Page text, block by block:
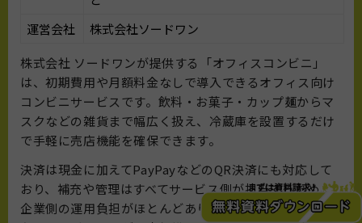
運営会社
株式会社ソードワン
株式会社 ソードワンが提供する「オフィスコンビニ」
は、初期費用や月額料金なしで導入できるオフィス向け
コンビニサービスです。飲料・お菓子・カップ麺からマ
スクなどの雑貨まで幅広く扱え、冷蔵庫を設置するだけ
で手軽に売店機能を確保できます。
決済は現金に加えてPayPayなどのQR決済にも対応して
おり、補充や管理はすべてサービス側が担当するため、
企業側の運用負担がほとんどありません。東海エリア中